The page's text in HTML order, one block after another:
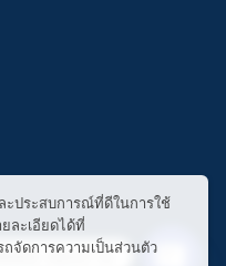
ประสบการณ์ที่ดีในการใช้
ละเอียดได้ที่
ถจัดการความเป็นส่วนตัว
ดต่อ สอบถาม